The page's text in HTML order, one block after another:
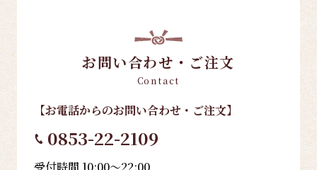
お問い合わせ・ご注文
Contact
【お電話からのお問い合わせ・ご注文】
0853-22-2109
受付時間 10:00～22:00